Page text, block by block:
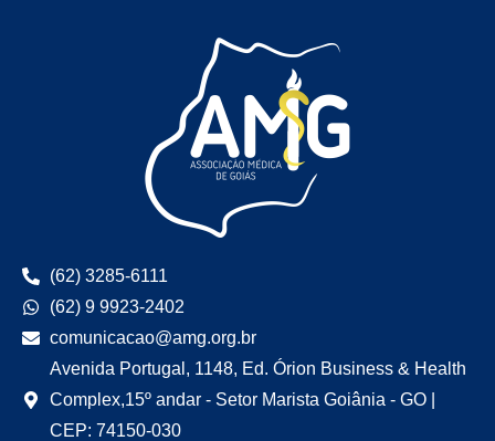
(62) 3285-6111
(62) 9 9923-2402
comunicacao@amg.org.br
Avenida Portugal, 1148, Ed. Órion Business & Health
Complex,15º andar - Setor Marista Goiânia - GO |
CEP: 74150-030